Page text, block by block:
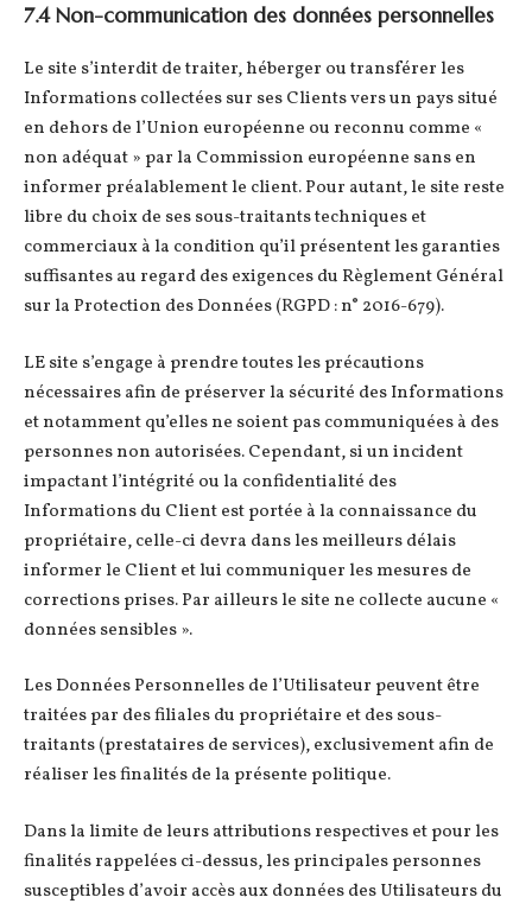
7.4 Non-communication des données personnelles
Le site s’interdit de traiter, héberger ou transférer les
Informations collectées sur ses Clients vers un pays situé
en dehors de l’Union européenne ou reconnu comme «
non adéquat » par la Commission européenne sans en
informer préalablement le client. Pour autant, le site reste
libre du choix de ses sous-traitants techniques et
commerciaux à la condition qu’il présentent les garanties
suffisantes au regard des exigences du Règlement Général
sur la Protection des Données (RGPD : n° 2016-679).
LE site s’engage à prendre toutes les précautions
nécessaires afin de préserver la sécurité des Informations
et notamment qu’elles ne soient pas communiquées à des
personnes non autorisées. Cependant, si un incident
impactant l’intégrité ou la confidentialité des
Informations du Client est portée à la connaissance du
propriétaire, celle-ci devra dans les meilleurs délais
informer le Client et lui communiquer les mesures de
corrections prises. Par ailleurs le site ne collecte aucune «
données sensibles ».
Les Données Personnelles de l’Utilisateur peuvent être
traitées par des filiales du propriétaire et des sous-
traitants (prestataires de services), exclusivement afin de
réaliser les finalités de la présente politique.
Dans la limite de leurs attributions respectives et pour les
finalités rappelées ci-dessus, les principales personnes
susceptibles d’avoir accès aux données des Utilisateurs du